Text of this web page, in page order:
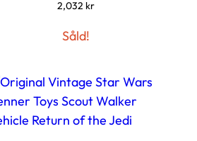
2,032 kr
Såld!